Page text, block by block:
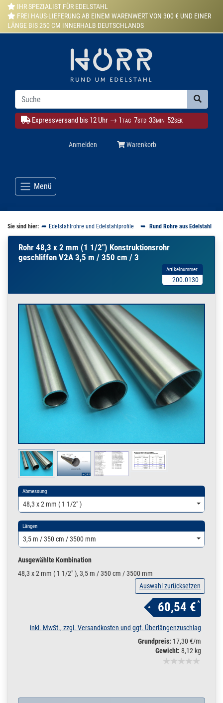
IHR SPEZIALIST FÜR EDELSTAHL
FREI HAUS-LIEFERUNG AB EINEM WARENWERT VON 300 € UND EINER
LÄNGE BIS 250 CM INNERHALB DEUTSCHLANDS
Expressversand bis 12 Uhr → 1TAG 7STD 33MIN 49SEK
Anmelden Warenkorb
Menü
Sie sind hier: Edelstahlrohre und Edelstahlprofile Rund Rohre aus Edelstahl
Rohr 48,3 x 2 mm (1 1/2") Konstruktionsrohr
geschliffen V2A 3,5 m / 350 cm / 3
Artikelnummer:
200.0130
Abmessung
48,3 x 2 mm ( 1 1/2" )
Längen
3,5 m / 350 cm / 3500 mm
Ausgewählte Kombination
48,3 x 2 mm ( 1 1/2" ), 3,5 m / 350 cm / 3500 mm
Auswahl zurücksetzen
60,54 €*
inkl. MwSt., zzgl. Versandkosten und ggf. Überlängenzuschlag
Grundpreis: 17,30 €/m
Gewicht: 8,12 kg